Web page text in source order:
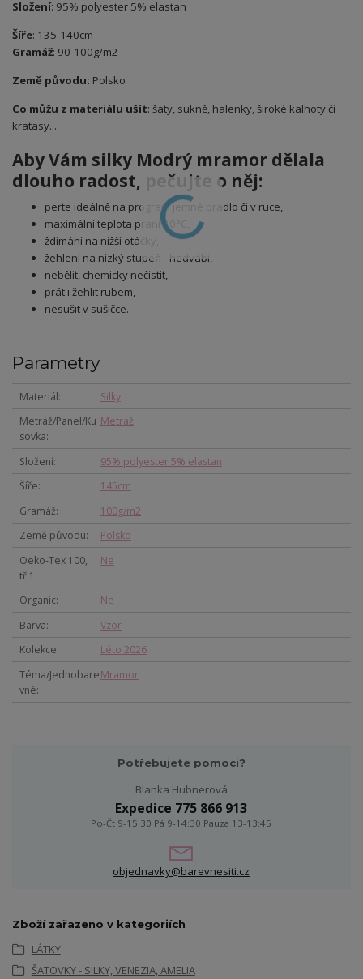
Složení: 95% polyester 5% elastan
Šíře: 135-140cm
Gramáž: 90-100g/m2
Země původu: Polsko
Co můžu z materiálu ušít: šaty, sukně, halenky, široké kalhoty či
kratasy...
Aby Vám silky Modrý mramor dělala
dlouho radost, pečujte o něj:
perte ideálně na program jemné prádlo či v ruce,
maximální teplota praní 30°C,
ždímání na nižší otáčky,
žehlení na nízký stupeň - hedvábí,
nebělit, chemicky nečistit,
prát i žehlit rubem,
nesušit v sušičce.
Parametry
Materiál
Silky
Metráž/Panel/Ku
sovka
Metráž
Složení
95% polyester 5% elastan
Šíře
145cm
Gramáž
100g/m2
Země původu
Polsko
Oeko-Tex 100,
tř.1
Ne
Organic
Ne
Barva
Vzor
Kolekce
Léto 2026
Téma/Jednobare
vné
Mramor
Potřebujete pomoci?
Blanka Hubnerová
Expedice 775 866 913
Po-Čt 9-15:30 Pá 9-14:30 Pauza 13-13:45
objednavky@barevnesiti.cz
Zboží zařazeno v kategoriích
LÁTKY
ŠATOVKY - SILKY, VENEZIA, AMELIA